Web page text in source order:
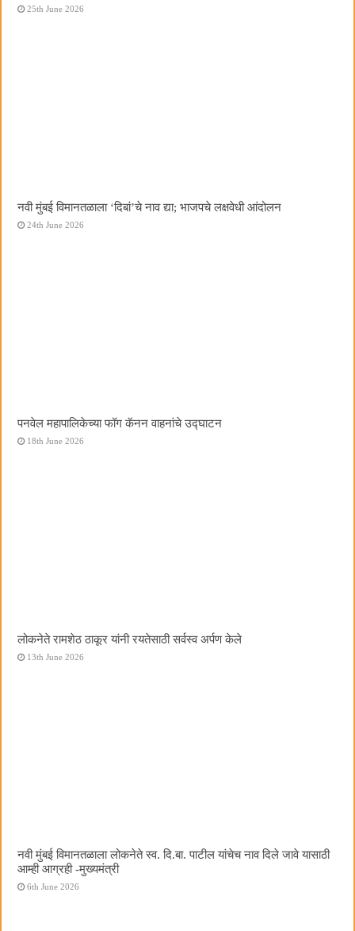
25th June 2026
नवी मुंबई विमानतळाला ‌‘दिबां‌’चे नाव द्या; भाजपचे लक्षवेधी आंदोलन
24th June 2026
पनवेल महापालिकेच्या फॉग कॅनन वाहनांचे उद्घाटन
18th June 2026
लोकनेते रामशेठ ठाकूर यांनी रयतेसाठी सर्वस्व अर्पण केले
13th June 2026
नवी मुंबई विमानतळाला लोकनेते स्व. दि.बा. पाटील यांचेच नाव दिले जावे यासाठी
आम्ही आग्रही -मुख्यमंत्री
6th June 2026